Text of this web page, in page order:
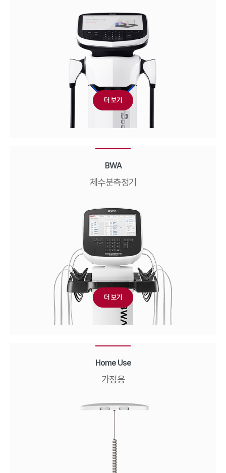
더 보기
BWA
체수분측정기
더 보기
Home Use
가정용